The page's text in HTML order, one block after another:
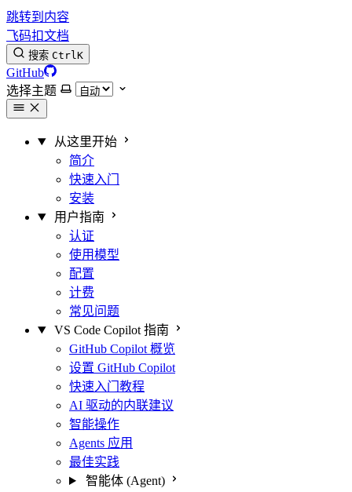
跳转到内容
飞码扣文档
搜索 CtrlK
GitHub
选择主题
从这里开始
简介
快速入门
安装
用户指南
认证
使用模型
配置
计费
常见问题
VS Code Copilot 指南
GitHub Copilot 概览
设置 GitHub Copilot
快速入门教程
AI 驱动的内联建议
智能操作
Agents 应用
最佳实践
智能体 (Agent)